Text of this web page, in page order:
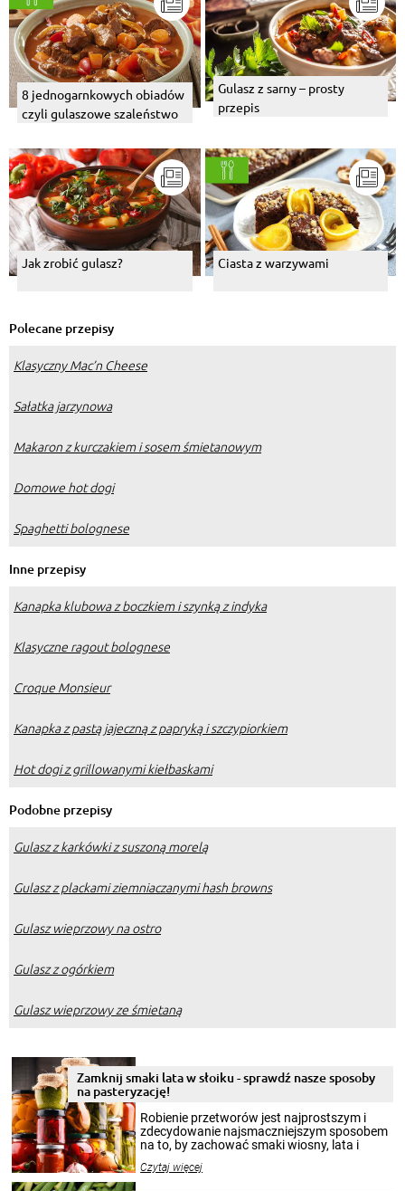
8 jednogarnkowych obiadów
czyli gulaszowe szaleństwo
Gulasz z sarny – prosty
przepis
Jak zrobić gulasz? Ciasta z warzywami
Polecane przepisy
Klasyczny Mac’n Cheese
Sałatka jarzynowa
Makaron z kurczakiem i sosem śmietanowym
Domowe hot dogi
Spaghetti bolognese
Inne przepisy
Kanapka klubowa z boczkiem i szynką z indyka
Klasyczne ragout bolognese
Croque Monsieur
Kanapka z pastą jajeczną z papryką i szczypiorkiem
Hot dogi z grillowanymi kiełbaskami
Podobne przepisy
Gulasz z karkówki z suszoną morelą
Gulasz z plackami ziemniaczanymi hash browns
Gulasz wieprzowy na ostro
Gulasz z ogórkiem
Gulasz wieprzowy ze śmietaną
Zamknij smaki lata w słoiku - sprawdź nasze sposoby
na pasteryzację!
Robienie przetworów jest najprostszym i
zdecydowanie najsmaczniejszym sposobem
na to, by zachować smaki wiosny, lata i
krajobrazów, by cieszyć nimi oko w sezonie
Czytaj więcej